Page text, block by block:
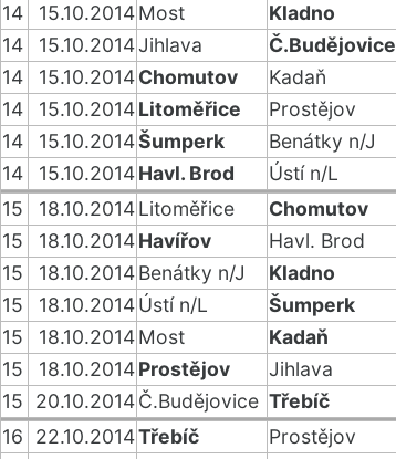
14
15.10.2014Most Kladno
14
15.10.2014Jihlava Č.Budějovice
14
15.10.2014Chomutov Kadaň
14
15.10.2014Litoměřice Prostějov
14
15.10.2014Šumperk Benátky n/J
14
15.10.2014Havl. Brod Ústí n/L
15
18.10.2014Litoměřice Chomutov
15
18.10.2014Havířov Havl. Brod
15
18.10.2014Benátky n/J Kladno
15
18.10.2014Ústí n/L Šumperk
15
18.10.2014Most Kadaň
15
18.10.2014Prostějov Jihlava
15
20.10.2014Č.Budějovice Třebíč
16
22.10.2014Třebíč Prostějov